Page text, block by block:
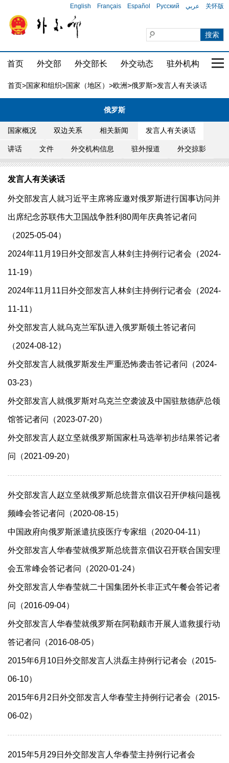
English Français Español Русский عربي 关怀版
首页 外交部 外交部长 外交动态 驻外机构 国
首页>国家和组织>国家（地区） >欧洲>俄罗斯>发言人有关谈话
俄罗斯
国家概况 双边关系 相关新闻 发言人有关谈话
讲话 文件 外交机构信息 驻外报道 外交掠影
发言人有关谈话
外交部发言人就习近平主席将应邀对俄罗斯进行国事访问并
出席纪念苏联伟大卫国战争胜利80周年庆典答记者问
（2025-05-04）
2024年11月19日外交部发言人林剑主持例行记者会（2024-
11-19）
2024年11月11日外交部发言人林剑主持例行记者会（2024-
11-11）
外交部发言人就乌克兰军队进入俄罗斯领土答记者问
（2024-08-12）
外交部发言人就俄罗斯发生严重恐怖袭击答记者问（2024-
03-23）
外交部发言人就俄罗斯对乌克兰空袭波及中国驻敖德萨总领
馆答记者问（2023-07-20）
外交部发言人赵立坚就俄罗斯国家杜马选举初步结果答记者
问（2021-09-20）
外交部发言人赵立坚就俄罗斯总统普京倡议召开伊核问题视
频峰会答记者问（2020-08-15）
中国政府向俄罗斯派遣抗疫医疗专家组（2020-04-11）
外交部发言人华春莹就俄罗斯总统普京倡议召开联合国安理
会五常峰会答记者问（2020-01-24）
外交部发言人华春莹就二十国集团外长非正式午餐会答记者
问（2016-09-04）
外交部发言人华春莹就俄罗斯在阿勒颇市开展人道救援行动
答记者问（2016-08-05）
2015年6月10日外交部发言人洪磊主持例行记者会（2015-
06-10）
2015年6月2日外交部发言人华春莹主持例行记者会（2015-
06-02）
2015年5月29日外交部发言人华春莹主持例行记者会